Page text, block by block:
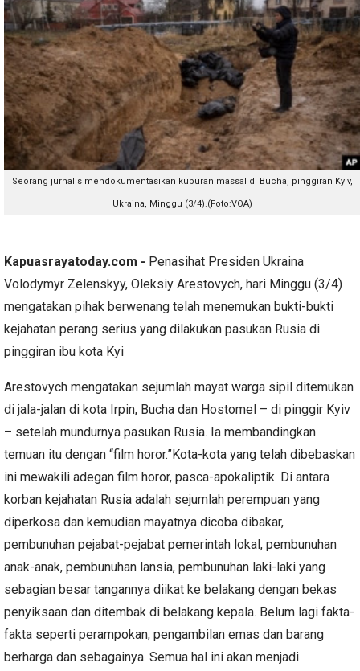
Seorang jurnalis mendokumentasikan kuburan massal di Bucha, pinggiran Kyiv,
Ukraina, Minggu (3/4).(Foto:VOA)
Kapuasrayatoday.com - Penasihat Presiden Ukraina
Volodymyr Zelenskyy, Oleksiy Arestovych, hari Minggu (3/4)
mengatakan pihak berwenang telah menemukan bukti-bukti
kejahatan perang serius yang dilakukan pasukan Rusia di
pinggiran ibu kota Kyi
Arestovych mengatakan sejumlah mayat warga sipil ditemukan
di jala-jalan di kota Irpin, Bucha dan Hostomel – di pinggir Kyiv
– setelah mundurnya pasukan Rusia. Ia membandingkan
temuan itu dengan “film horor.”Kota-kota yang telah dibebaskan
ini mewakili adegan film horor, pasca-apokaliptik. Di antara
korban kejahatan Rusia adalah sejumlah perempuan yang
diperkosa dan kemudian mayatnya dicoba dibakar,
pembunuhan pejabat-pejabat pemerintah lokal, pembunuhan
anak-anak, pembunuhan lansia, pembunuhan laki-laki yang
sebagian besar tangannya diikat ke belakang dengan bekas
penyiksaan dan ditembak di belakang kepala. Belum lagi fakta-
fakta seperti perampokan, pengambilan emas dan barang
berharga dan sebagainya. Semua hal ini akan menjadi